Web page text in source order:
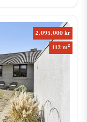
2.095.000 kr
112 m2